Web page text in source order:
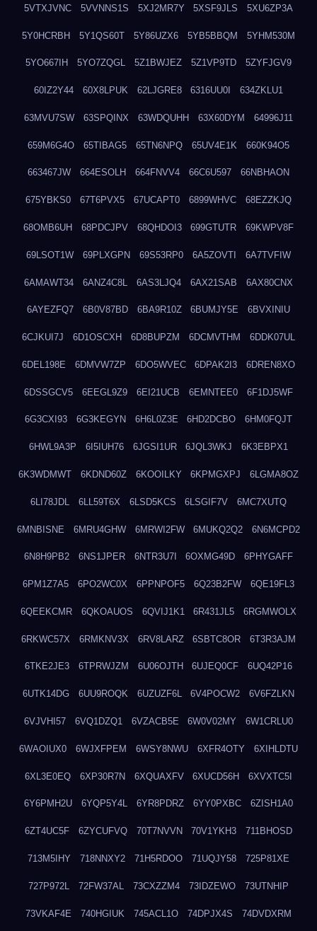
5VTXJVNC 5VVNNS1S 5XJ2MR7Y 5XSF9JLS 5XU6ZP3A
5Y0HCRBH 5Y1QS60T 5Y86UZX6 5YB5BBQM 5YHM530M
5YO667IH 5YO7ZQGL 5Z1BWJEZ 5Z1VP9TD 5ZYFJGV9
60IZ2Y44 60X8LPUK 62LJGRE8 6316UU0I 634ZKLU1
63MVU7SW 63SPQINX 63WDQUHH 63X60DYM 64996J11
659M6G4O 65TIBAG5 65TN6NPQ 65UV4E1K 660K94O5
663467JW 664ESOLH 664FNVV4 66C6U597 66NBHAON
675YBKS0 67T6PVX5 67UCAPT0 6899WHVC 68EZZKJQ
68OMB6UH 68PDCJPV 68QHDOI3 699GTUTR 69KWPV8F
69LSOT1W 69PLXGPN 69S53RP0 6A5ZOVTI 6A7TVFIW
6AMAWT34 6ANZ4C8L 6AS3LJQ4 6AX21SAB 6AX80CNX
6AYEZFQ7 6B0V87BD 6BA9R10Z 6BUMJY5E 6BVXINIU
6CJKUI7J 6D1OSCXH 6D8BUPZM 6DCMVTHM 6DDK07UL
6DEL198E 6DMVW7ZP 6DO5WVEC 6DPAK2I3 6DREN8XO
6DSSGCV5 6EEGL9Z9 6EI21UCB 6EMNTEE0 6F1DJ5WF
6G3CXI93 6G3KEGYN 6H6L0Z3E 6HD2DCBO 6HM0FQJT
6HWL9A3P 6I5IUH76 6JGSI1UR 6JQL3WKJ 6K3EBPX1
6K3WDMWT 6KDND60Z 6KOOILKY 6KPMGXPJ 6LGMA8OZ
6LI78JDL 6LL59T6X 6LSD5KCS 6LSGIF7V 6MC7XUTQ
6MNBISNE 6MRU4GHW 6MRWI2FW 6MUKQ2Q2 6N6MCPD2
6N8H9PB2 6NS1JPER 6NTR3U7I 6OXMG49D 6PHYGAFF
6PM1Z7A5 6PO2WC0X 6PPNPOF5 6Q23B2FW 6QE19FL3
6QEEKCMR 6QKOAUOS 6QVIJ1K1 6R431JL5 6RGMWOLX
6RKWC57X 6RMKNV3X 6RV8LARZ 6SBTC8OR 6T3R3AJM
6TKE2JE3 6TPRWJZM 6U06OJTH 6UJEQ0CF 6UQ42P16
6UTK14DG 6UU9ROQK 6UZUZF6L 6V4POCW2 6V6FZLKN
6VJVHI57 6VQ1DZQ1 6VZACB5E 6W0V02MY 6W1CRLU0
6WAOIUX0 6WJXFPEM 6WSY8NWU 6XFR4OTY 6XIHLDTU
6XL3E0EQ 6XP30R7N 6XQUAXFV 6XUCD56H 6XVXTC5I
6Y6PMH2U 6YQP5Y4L 6YR8PDRZ 6YY0PXBC 6ZISH1A0
6ZT4UC5F 6ZYCUFVQ 70T7NVVN 70V1YKH3 711BHOSD
713M5IHY 718NNXY2 71H5RDOO 71UQJY58 725P81XE
727P972L 72FW37AL 73CXZZM4 73IDZEWO 73UTNHIP
73VKAF4E 740HGIUK 745ACL1O 74DPJX4S 74DVDXRM